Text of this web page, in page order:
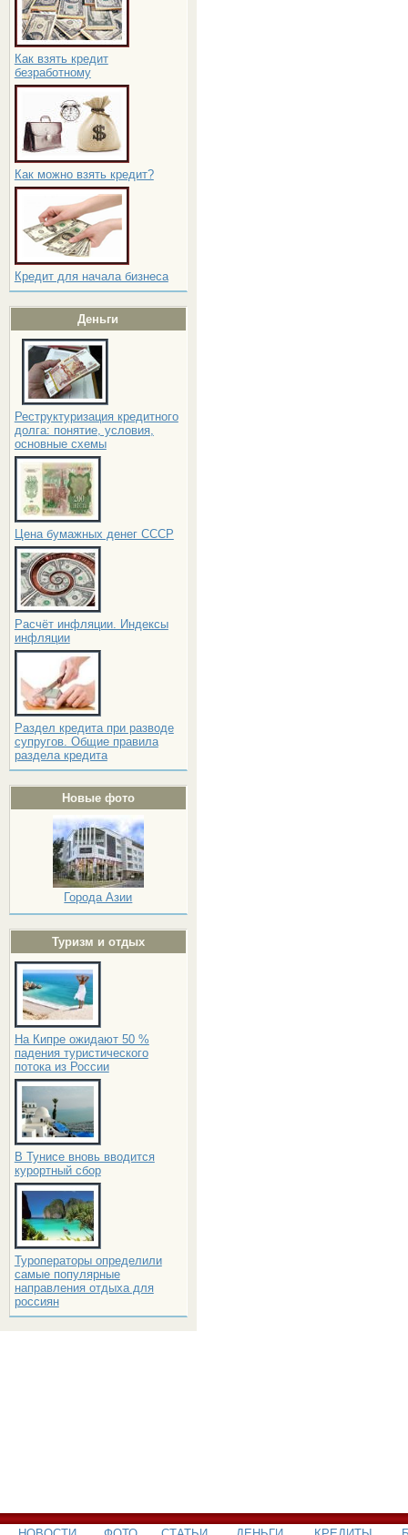
Как взять кредит
безработному
Как можно взять кредит?
Кредит для начала бизнеса
Деньги
Реструктуризация кредитного
долга: понятие, условия,
основные схемы
Цена бумажных денег СССР
Расчёт инфляции. Индексы
инфляции
Раздел кредита при разводе
супругов. Общие правила
раздела кредита
Новые фото
Города Азии
Туризм и отдых
На Кипре ожидают 50 %
падения туристического
потока из России
В Тунисе вновь вводится
курортный сбор
Туроператоры определили
самые популярные
направления отдыха для
россиян